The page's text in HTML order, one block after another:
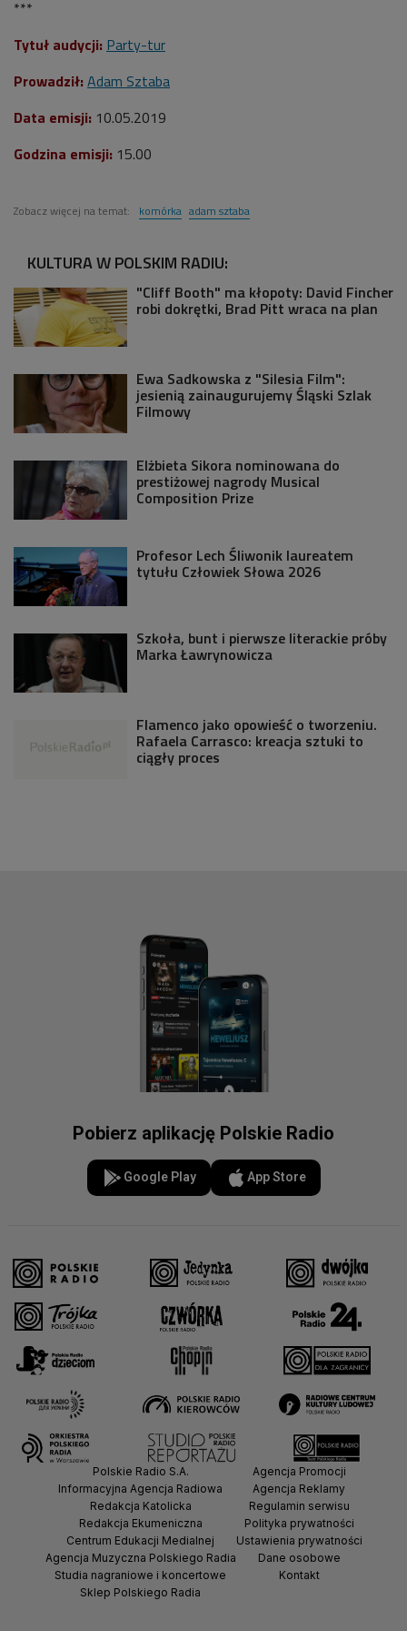
***
Tytuł audycji: Party-tur
Prowadził: Adam Sztaba
Data emisji: 10.05.2019
Godzina emisji: 15.00
Zobacz więcej na temat: komórka adam sztaba
KULTURA W POLSKIM RADIU:
"Cliff Booth" ma kłopoty: David Fincher
robi dokrętki, Brad Pitt wraca na plan
Ewa Sadkowska z "Silesia Film":
jesienią zainaugurujemy Śląski Szlak
Filmowy
Elżbieta Sikora nominowana do
prestiżowej nagrody Musical
Composition Prize
Profesor Lech Śliwonik laureatem
tytułu Człowiek Słowa 2026
Szkoła, bunt i pierwsze literackie próby
Marka Ławrynowicza
Flamenco jako opowieść o tworzeniu.
Rafaela Carrasco: kreacja sztuki to
ciągły proces
Pobierz aplikację Polskie Radio
Google Play App Store
Polskie Radio S.A.
Informacyjna Agencja Radiowa
Redakcja Katolicka
Redakcja Ekumeniczna
Centrum Edukacji Medialnej
Agencja Muzyczna Polskiego Radia
Studia nagraniowe i koncertowe
Sklep Polskiego Radia
Agencja Promocji
Agencja Reklamy
Regulamin serwisu
Polityka prywatności
Ustawienia prywatności
Dane osobowe
Kontakt